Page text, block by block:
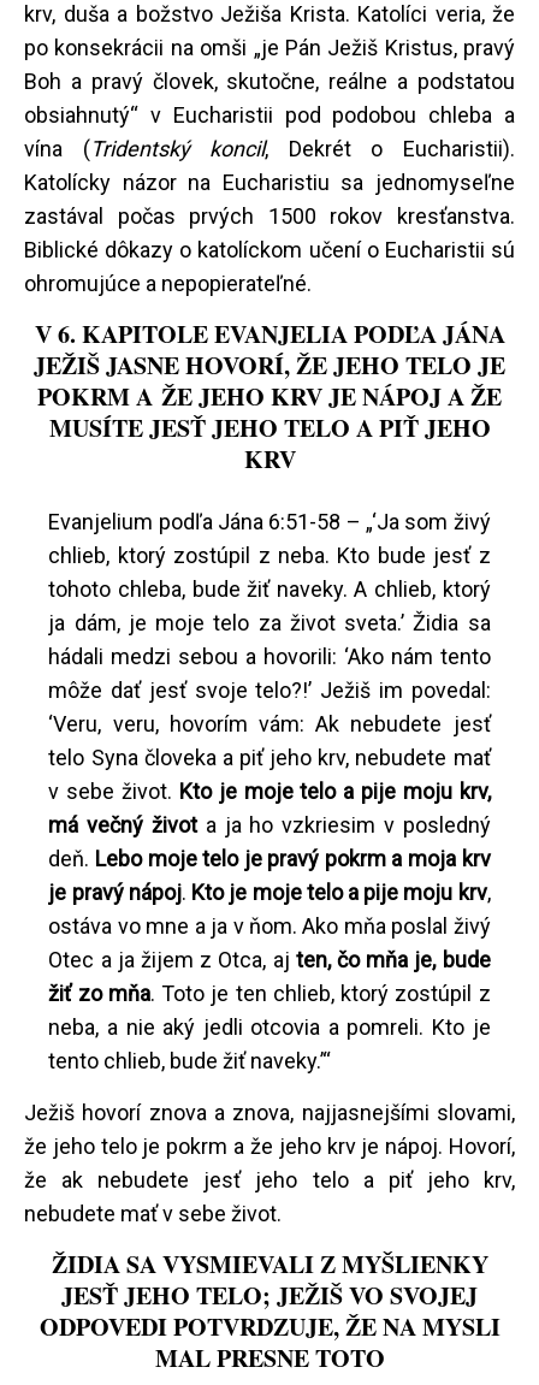
krv, duša a božstvo Ježiša Krista. Katolíci veria, že
po konsekrácii na omši „je Pán Ježiš Kristus, pravý
Boh a pravý človek, skutočne, reálne a podstatou
obsiahnutý“ v Eucharistii pod podobou chleba a
vína (Tridentský koncil, Dekrét o Eucharistii).
Katolícky názor na Eucharistiu sa jednomyseľne
zastával počas prvých 1500 rokov kresťanstva.
Biblické dôkazy o katolíckom učení o Eucharistii sú
ohromujúce a nepopierateľné.
V 6. KAPITOLE EVANJELIA PODĽA JÁNA
JEŽIŠ JASNE HOVORÍ, ŽE JEHO TELO JE
POKRM A ŽE JEHO KRV JE NÁPOJ A ŽE
MUSÍTE JESŤ JEHO TELO A PIŤ JEHO
KRV
Evanjelium podľa Jána 6:51-58 – „‘Ja som živý
chlieb, ktorý zostúpil z neba. Kto bude jesť z
tohoto chleba, bude žiť naveky. A chlieb, ktorý
ja dám, je moje telo za život sveta.’ Židia sa
hádali medzi sebou a hovorili: ‘Ako nám tento
môže dať jesť svoje telo?!’ Ježiš im povedal:
‘Veru, veru, hovorím vám: Ak nebudete jesť
telo Syna človeka a piť jeho krv, nebudete mať
v sebe život. Kto je moje telo a pije moju krv,
má večný života ja ho vzkriesim v posledný
deň. Lebo moje telo je pravý pokrm a moja krv
je pravý nápoj. Kto je moje telo a pije moju krv,
ostáva vo mne a ja v ňom. Ako mňa poslal živý
Otec a ja žijem z Otca, aj ten, čo mňa je, bude
žiť zo mňa. Toto je ten chlieb, ktorý zostúpil z
neba, a nie aký jedli otcovia a pomreli. Kto je
tento chlieb, bude žiť naveky.’“
Ježiš hovorí znova a znova, najjasnejšími slovami,
že jeho telo je pokrm a že jeho krv je nápoj. Hovorí,
že ak nebudete jesť jeho telo a piť jeho krv,
nebudete mať v sebe život.
ŽIDIA SA VYSMIEVALI Z MYŠLIENKY
JESŤ JEHO TELO; JEŽIŠ VO SVOJEJ
ODPOVEDI POTVRDZUJE, ŽE NA MYSLI
MAL PRESNE TOTO